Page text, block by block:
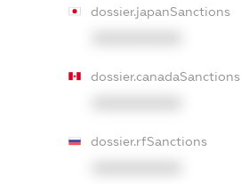
dossier.japanSanctions
dossier.canadaSanctions
dossier.rfSanctions